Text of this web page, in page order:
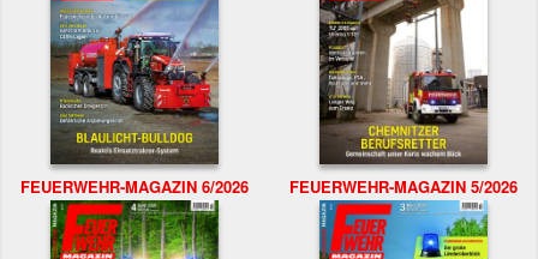
FEUERWEHR-MAGAZIN 6/2026 FEUERWEHR-MAGAZIN 5/2026